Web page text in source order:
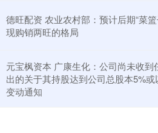
德旺配资 农业农村部：预计后期“菜
现购销两旺的格局
元宝枫资本 广康生化：公司尚未收到
出的关于其持股达到公司总股本5%或
变动通知